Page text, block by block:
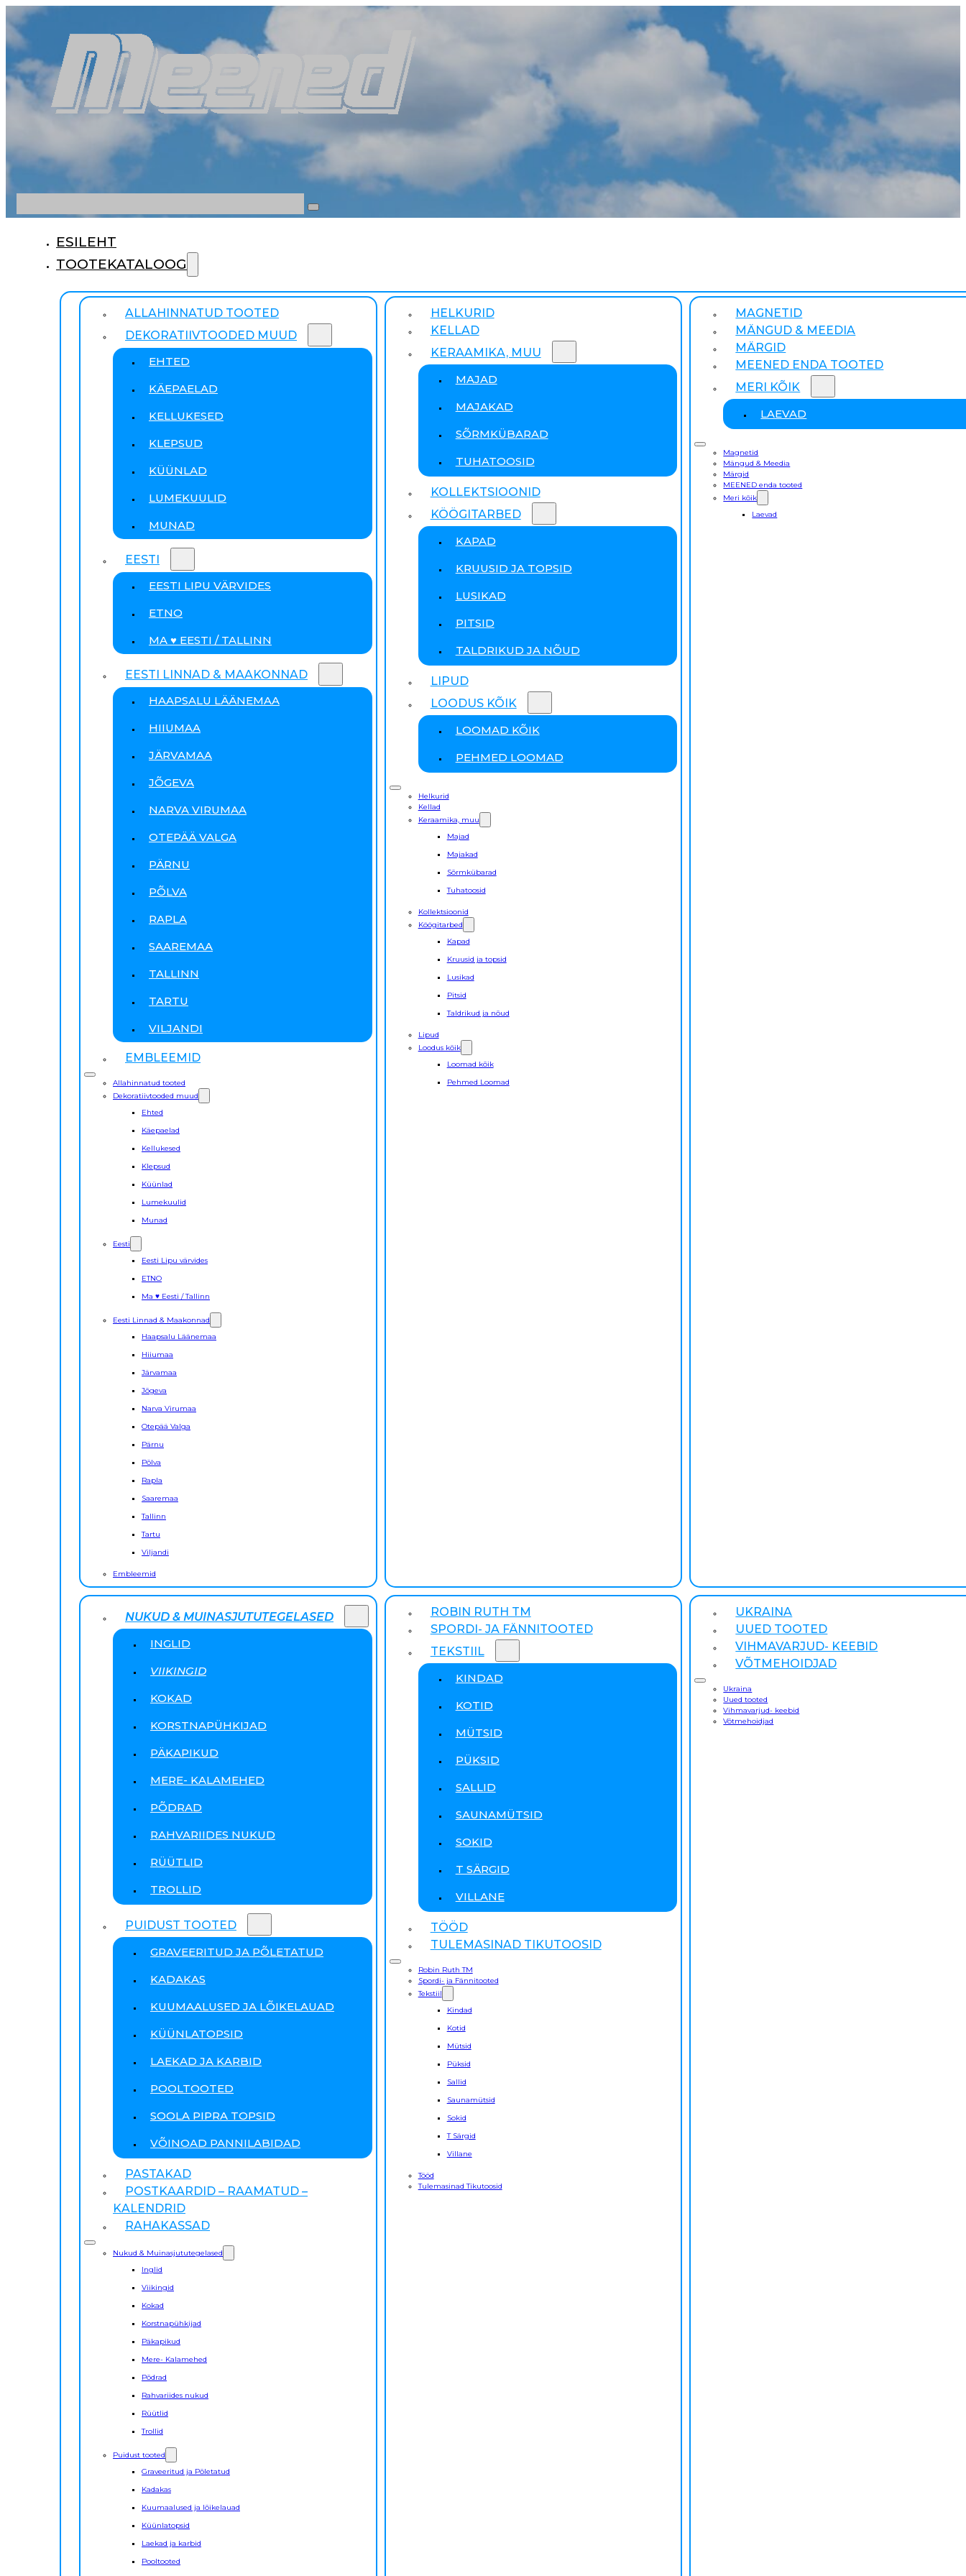
ESILEHT
TOOTEKATALOOG
ALLAHINNATUD TOOTED
DEKORATIIVTOODED MUUD
EHTED
KÄEPAELAD
KELLUKESED
KLEPSUD
KÜÜNLAD
LUMEKUULID
MUNAD
EESTI
EESTI LIPU VÄRVIDES
ETNO
MA ♥ EESTI / TALLINN
EESTI LINNAD & MAAKONNAD
HAAPSALU LÄÄNEMAA
HIIUMAA
JÄRVAMAA
JÕGEVA
NARVA VIRUMAA
OTEPÄÄ VALGA
PÄRNU
PÕLVA
RAPLA
SAAREMAA
TALLINN
TARTU
VILJANDI
EMBLEEMID
Allahinnatud tooted
Dekoratiivtooded muud
Ehted
Käepaelad
Kellukesed
Klepsud
Küünlad
Lumekuulid
Munad
Eesti
Eesti Lipu värvides
ETNO
Ma ♥ Eesti / Tallinn
Eesti Linnad & Maakonnad
Haapsalu Läänemaa
Hiiumaa
Järvamaa
Jõgeva
Narva Virumaa
Otepää Valga
Pärnu
Põlva
Rapla
Saaremaa
Tallinn
Tartu
Viljandi
Embleemid
HELKURID
KELLAD
KERAAMIKA, MUU
MAJAD
MAJAKAD
SÕRMKÜBARAD
TUHATOOSID
KOLLEKTSIOONID
KÖÖGITARBED
KAPAD
KRUUSID JA TOPSID
LUSIKAD
PITSID
TALDRIKUD JA NÕUD
LIPUD
LOODUS KÕIK
LOOMAD KÕIK
PEHMED LOOMAD
Helkurid
Kellad
Keraamika, muu
Majad
Majakad
Sõrmkübarad
Tuhatoosid
Kollektsioonid
Köögitarbed
Kapad
Kruusid ja topsid
Lusikad
Pitsid
Taldrikud ja nõud
Lipud
Loodus kõik
Loomad kõik
Pehmed Loomad
MAGNETID
MÄNGUD & MEEDIA
MÄRGID
MEENED ENDA TOOTED
MERI KÕIK
LAEVAD
Magnetid
Mängud & Meedia
Märgid
MEENED enda tooted
Meri kõik
Laevad
NUKUD & MUINASJUTUTEGELASED
INGLID
VIIKINGID
KOKAD
KORSTNAPÜHKIJAD
PÄKAPIKUD
MERE- KALAMEHED
PÕDRAD
RAHVARIIDES NUKUD
RÜÜTLID
TROLLID
PUIDUST TOOTED
GRAVEERITUD JA PÕLETATUD
KADAKAS
KUUMAALUSED JA LÕIKELAUAD
KÜÜNLATOPSID
LAEKAD JA KARBID
POOLTOOTED
SOOLA PIPRA TOPSID
VÕINOAD PANNILABIDAD
PASTAKAD
POSTKAARDID – RAAMATUD –
KALENDRID
RAHAKASSAD
Nukud & Muinasjututegelased
Inglid
Viikingid
Kokad
Korstnapühkijad
Päkapikud
Mere- Kalamehed
Põdrad
Rahvariides nukud
Rüütlid
Trollid
Puidust tooted
Graveeritud ja Põletatud
Kadakas
Kuumaalused ja lõikelauad
Küünlatopsid
Laekad ja karbid
Pooltooted
ROBIN RUTH TM
SPORDI- JA FÄNNITOOTED
TEKSTIIL
KINDAD
KOTID
MÜTSID
PÜKSID
SALLID
SAUNAMÜTSID
SOKID
T SÄRGID
VILLANE
TÖÖD
TULEMASINAD TIKUTOOSID
Robin Ruth TM
Spordi- ja Fännitooted
Tekstiil
Kindad
Kotid
Mütsid
Püksid
Sallid
Saunamütsid
Sokid
T Särgid
Villane
Tööd
Tulemasinad Tikutoosid
UKRAINA
UUED TOOTED
VIHMAVARJUD- KEEBID
VÕTMEHOIDJAD
Ukraina
Uued tooted
Vihmavarjud- keebid
Võtmehoidjad